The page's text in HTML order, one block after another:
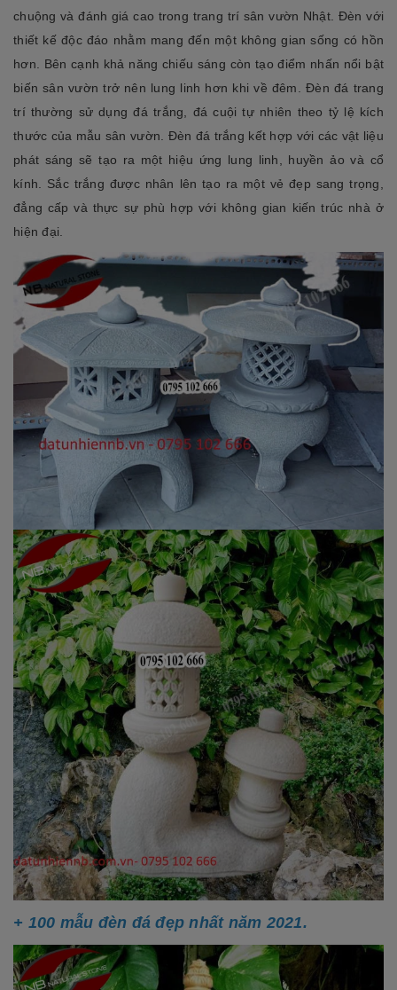
chuộng và đánh giá cao trong trang trí sân vườn Nhật. Đèn với
thiết kế độc đáo nhằm mang đến một không gian sống có hồn
hơn. Bên cạnh khả năng chiếu sáng còn tạo điểm nhấn nổi bật
biến sân vườn trở nên lung linh hơn khi về đêm. Đèn đá trang
trí thường sử dụng đá trắng, đá cuội tự nhiên theo tỷ lệ kích
thước của mẫu sân vườn. Đèn đá trắng kết hợp với các vật liệu
phát sáng sẽ tạo ra một hiệu ứng lung linh, huyền ảo và cổ
kính. Sắc trắng được nhân lên tạo ra một vẻ đẹp sang trọng,
đẳng cấp và thực sự phù hợp với không gian kiến trúc nhà ở
hiện đại.
+ 100 mẫu đèn đá đẹp nhất năm 2021.